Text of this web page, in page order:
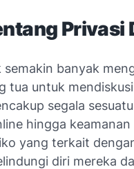
Privasi
semakin banyak
tua untuk
segala
hingga
yang terkait
diri mereka